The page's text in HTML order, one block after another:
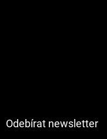
Odebírat newsletter